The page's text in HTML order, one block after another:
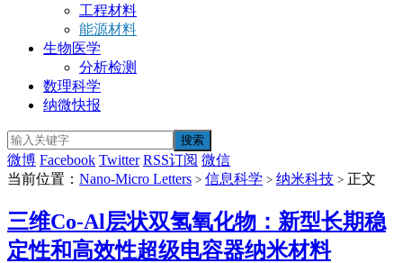
工程材料
能源材料
生物医学
分析检测
数理科学
纳微快报
微博 Facebook Twitter RSS订阅 微信
当前位置： Nano-Micro Letters > 信息科学 > 纳米科技 > 正文
三维Co-Al层状双氢氧化物：新型长期稳
定性和高效性超级电容器纳米材料